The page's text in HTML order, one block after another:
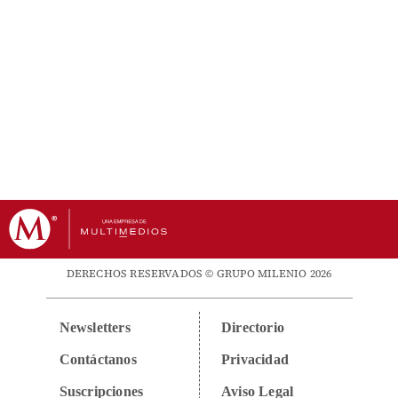
DERECHOS RESERVADOS © GRUPO MILENIO 2026
Newsletters
Contáctanos
Suscripciones
Directorio
Privacidad
Aviso Legal